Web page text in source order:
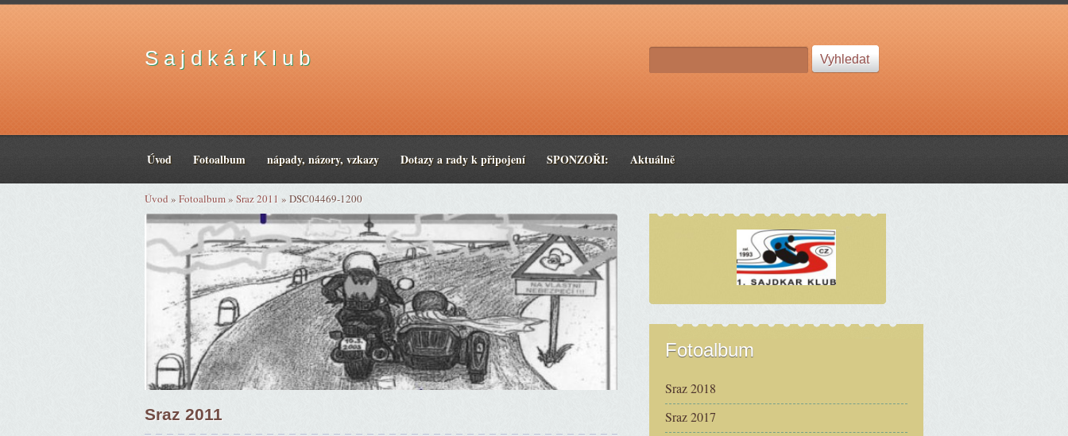
S a j d k á r K l u b
Úvod Fotoalbum nápady, názory, vzkazy Dotazy a rady k připojení SPONZOŘI: Aktuálně
Úvod » Fotoalbum» Sraz 2011 » DSC04469-1200
Sraz 2011
Fotoalbum
Sraz 2018
Sraz 2017